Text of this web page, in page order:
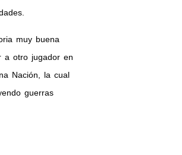
muy buena
a otro jugador en
Nación, la cual
guerras